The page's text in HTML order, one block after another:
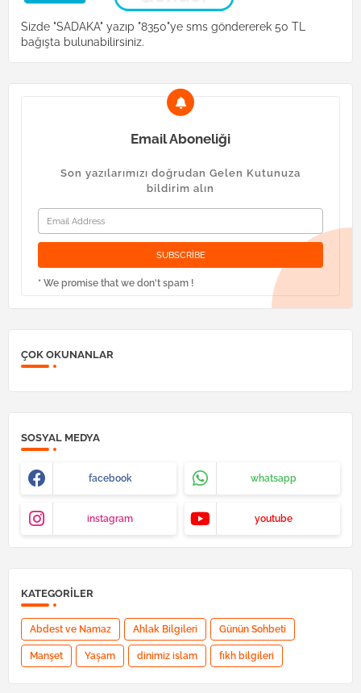
Sizde "SADAKA" yazıp "8350"ye sms göndererek 50 TL
bağışta bulunabilirsiniz.
Email Aboneliği
Son yazılarımızı doğrudan Gelen Kutunuza
bildirim alın
* We promise that we don't spam !
ÇOK OKUNANLAR
SOSYAL MEDYA
facebook whatsapp
instagram youtube
KATEGORILER
Abdest ve Namaz Ahlak Bilgileri Günün Sohbeti
Manşet Yaşam dinimiz islam fıkh bilgileri